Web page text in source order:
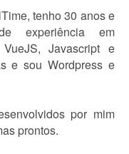
tenho 30 anos e
experiência em
Javascript e
e sou Wordpress e
por mim
prontos.